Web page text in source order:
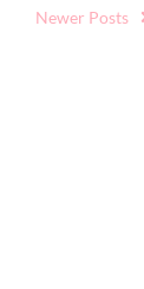
Newer Posts